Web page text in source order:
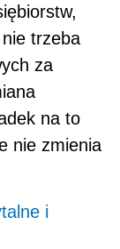
trzeba
za
na to
nie zmienia
i